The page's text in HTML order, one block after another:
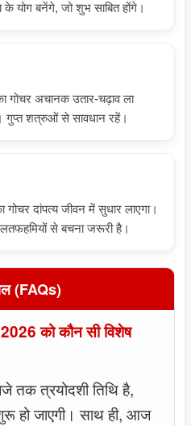
के योग बनेंगे, जो शुभ साबित होंगे।
गोचर अचानक उतार-चढ़ाव ला
गुप्त शत्रुओं से सावधान रहें।
गोचर दांपत्य जीवन में सुधार लाएगा।
से बचना जरूरी है।
(FAQs)
को कौन सी विशेष
त्रयोदशी तिथि है,
हो जाएगी। साथ ही, आज